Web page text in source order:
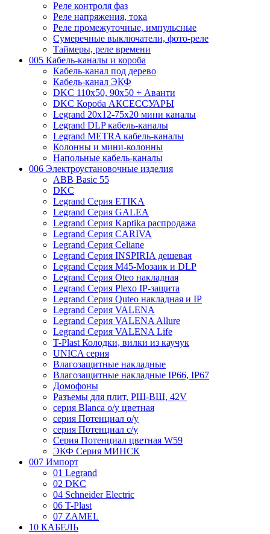
Реле контроля фаз
Реле напряжения, тока
Реле промежуточные, импульсные
Сумеречные выключатели, фото-реле
Таймеры, реле времени
005 Кабель-каналы и короба
Кабель-канал под дерево
Кабель-канал ЭКФ
DKC 110х50, 90х50 + Аванти
DKC Короба АКСЕССУАРЫ
Legrand 20х12-75х20 мини каналы
Legrand DLP кабель-каналы
Legrand METRA кабель-каналы
Колонны и мини-колонны
Напольные кабель-каналы
006 Электроустановочные изделия
ABB Basic 55
DKC
Legrand Серия ETIKA
Legrand Серия GALEA
Legrand Серия Kaptika распродажа
Legrand Серия CARIVA
Legrand Серия Celiane
Legrand Серия INSPIRIA дешевая
Legrand Серия M45-Мозаик и DLP
Legrand Серия Oteo накладная
Legrand Серия Plexo IP-защита
Legrand Серия Quteo накладная и IP
Legrand Серия VALENA
Legrand Серия VALENA Allure
Legrand Серия VALENA Life
T-Plast Колодки, вилки из каучук
UNICA серия
Влагозащитные накладные
Влагозащитные накладные IP66, IP67
Домофоны
Разъемы для плит, РШ-ВШ, 42V
серия Blanca о/у цветная
серия Потенциал о/у
серия Потенциал с/у
Серия Потенциал цветная W59
ЭКФ Серия МИНСК
007 Импорт
01 Legrand
02 DKC
04 Schneider Electric
06 T-Plast
07 ZAMEL
10 КАБЕЛЬ